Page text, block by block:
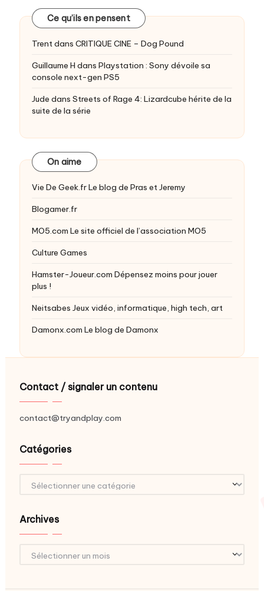
Ce qu’ils en pensent
Trentdans CRITIQUE CINE – Dog Pound
Guillaume H dans Playstation : Sony dévoile sa
console next-gen PS5
Jude dans Streets of Rage 4: Lizardcube hérite de la
suite de la série
On aime
Vie De Geek.frLe blog de Pras et Jeremy
Blogamer.fr
MO5.com Le site officiel de l’association MO5
Culture Games
Hamster-Joueur.com Dépensez moins pour jouer
plus !
Neitsabes Jeux vidéo, informatique, high tech, art
Damonx.com Le blog de Damonx
Contact / signaler un contenu
contact@tryandplay.com
Catégories
Catégories
Archives
Archives